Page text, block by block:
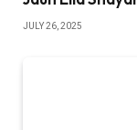
JULY 26, 2025